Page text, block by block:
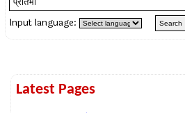
Input language:
Latest Pages